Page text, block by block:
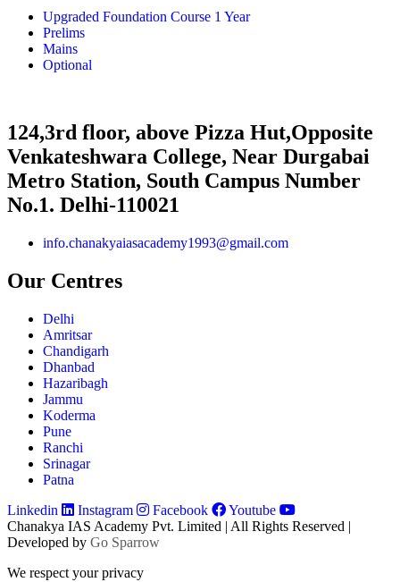
Upgraded Foundation Course 1 Year
Prelims
Mains
Optional
124,3rd floor, above Pizza Hut,Opposite
Venkateshwara College, Near Durgabai
Metro Station, South Campus Number
No.1. Delhi-110021
info.chanakyaiasacademy1993@gmail.com
Our Centres
Delhi
Amritsar
Chandigarh
Dhanbad
Hazaribagh
Jammu
Koderma
Pune
Ranchi
Srinagar
Patna
Linkedin
Instagram Facebook
Youtube
Chanakya IAS Academy Pvt. Limited | All Rights Reserved |
Developed by Go Sparrow
We respect your privacy